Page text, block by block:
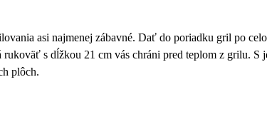
asi najmenej zábavné. Dať do poriadku gril po
rukoväť s dĺžkou 21 cm vás chráni pred teplom z grilu. S
plôch.